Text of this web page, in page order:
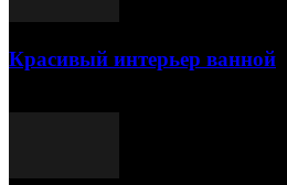
Красивый интерьер ванной